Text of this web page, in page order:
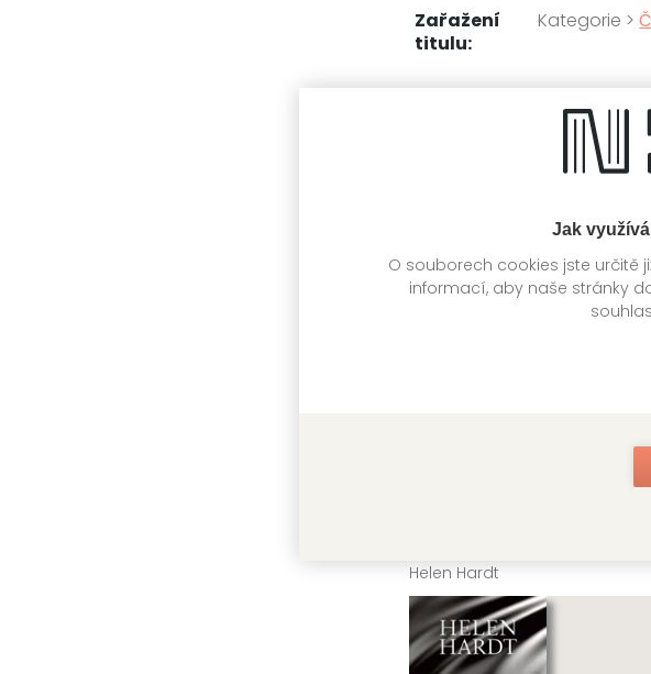
Jak
O souborech cookies jste určitě
informací, aby naše stránky
Zařažení
titulu:
Kategorie >
Další knihy autora
Helen Hardt